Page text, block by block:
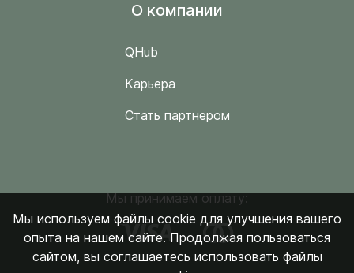
O компании
QHub
Карьера
Стать партнером
Мы принимаем оплату:
Мы используем файлы cookie для улучшения вашего
опыта на нашем сайте. Продолжая пользоваться
сайтом, вы соглашаетесь использовать файлы